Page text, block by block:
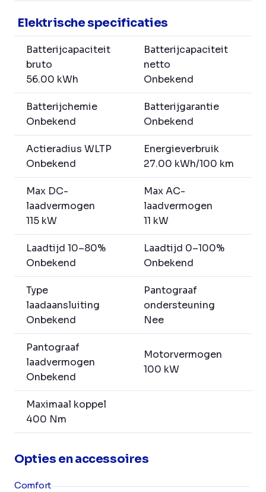
Elektrische specificaties
Batterijcapaciteit
bruto
56.00 kWh
Batterijcapaciteit
netto
Onbekend
Batterijchemie
Onbekend
Batterijgarantie
Onbekend
Actieradius WLTP
Onbekend
Energieverbruik
27.00 kWh/100 km
Max DC-
laadvermogen
115 kW
Max AC-
laadvermogen
11 kW
Laadtijd 10–80%
Onbekend
Laadtijd 0–100%
Onbekend
Type
laadaansluiting
Onbekend
Pantograaf
ondersteuning
Nee
Pantograaf
laadvermogen
Onbekend
Motorvermogen
100 kW
Maximaal koppel
400 Nm
Opties en accessoires
Comfort